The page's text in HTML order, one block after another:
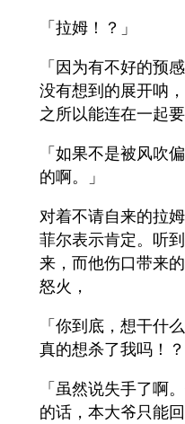
「拉姆！？」
「因为有不好的预
没有想到的展开呐
之所以能连在一起
「如果不是被风吹
的啊。」
对着不请自来的拉
菲尔表示肯定。听
来，而他伤口带来
怒火，
「你到底，想干什
真的想杀了我吗！？
「虽然说失手了啊
的话，本大爷只能